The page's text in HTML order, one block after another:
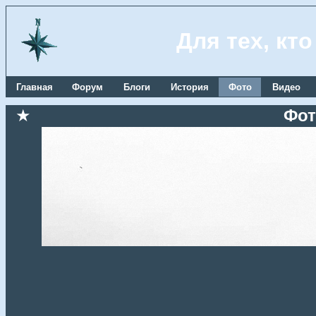
Для тех,
Главная Форум Блоги История Фото Видео
★